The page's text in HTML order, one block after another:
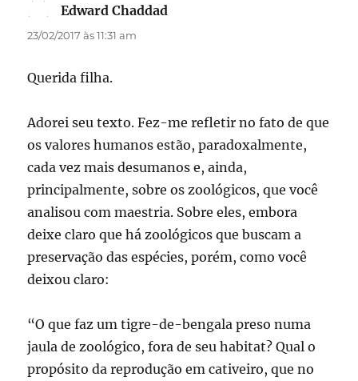
Edward Chaddad
23/02/2017 às 11:31 am
Querida filha.
Adorei seu texto. Fez-me refletir no fato de que
os valores humanos estão, paradoxalmente,
cada vez mais desumanos e, ainda,
principalmente, sobre os zoológicos, que você
analisou com maestria. Sobre eles, embora
deixe claro que há zoológicos que buscam a
preservação das espécies, porém, como você
deixou claro:
“O que faz um tigre-de-bengala preso numa
jaula de zoológico, fora de seu habitat? Qual o
propósito da reprodução em cativeiro, que no